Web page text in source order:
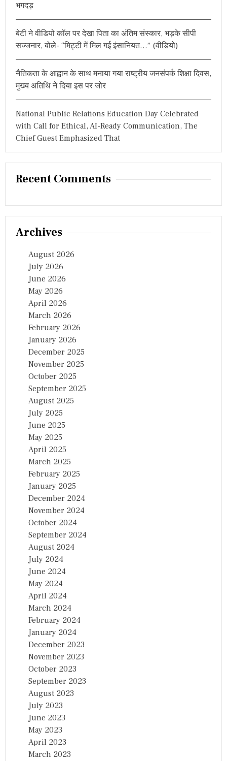
भगदड़
बेटी ने वीडियो कॉल पर देखा पिता का अंतिम संस्कार, भड़के सीपी
सज्जनार, बोले- “मिट्टी में मिल गई इंसानियत…” (वीडियो)
नैतिकता के आह्वान के साथ मनाया गया राष्ट्रीय जनसंपर्क शिक्षा दिवस,
मुख्य अतिथि ने दिया इस पर जोर
National Public Relations Education Day Celebrated
with Call for Ethical, AI-Ready Communication, The
Chief Guest Emphasized That
Recent Comments
Archives
August 2026
July 2026
June 2026
May 2026
April 2026
March 2026
February 2026
January 2026
December 2025
November 2025
October 2025
September 2025
August 2025
July 2025
June 2025
May 2025
April 2025
March 2025
February 2025
January 2025
December 2024
November 2024
October 2024
September 2024
August 2024
July 2024
June 2024
May 2024
April 2024
March 2024
February 2024
January 2024
December 2023
November 2023
October 2023
September 2023
August 2023
July 2023
June 2023
May 2023
April 2023
March 2023